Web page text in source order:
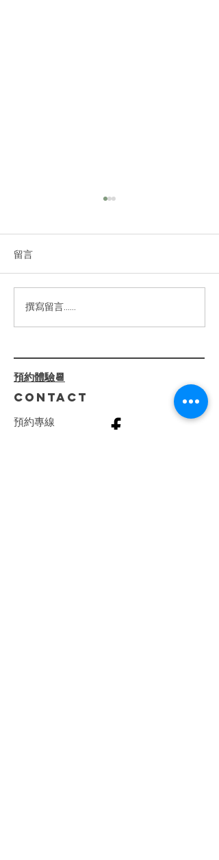
感、乾燥、泛紅、暗沉……這
些困擾真的可以解決！✨ ⁡ 我們
的【嫩白柔光臉部護理】不僅
化療程，我們一步步解決肌膚
屏障受損、深層乾燥、泛紅刺
🔸...
留言
撰寫留言......
預約體驗📆
CONTACT
預約專線